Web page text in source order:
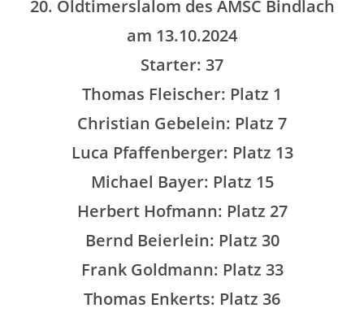
20. Oldtimerslalom des AMSC Bindlach
am 13.10.2024
Starter: 37
Thomas Fleischer: Platz 1
Christian Gebelein: Platz 7
Luca Pfaffenberger: Platz 13
Michael Bayer: Platz 15
Herbert Hofmann: Platz 27
Bernd Beierlein: Platz 30
Frank Goldmann: Platz 33
Thomas Enkerts: Platz 36